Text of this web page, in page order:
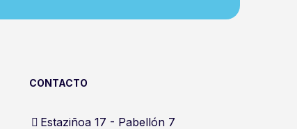
CONTACTO
Estaziñoa 17 - Pabellón 7